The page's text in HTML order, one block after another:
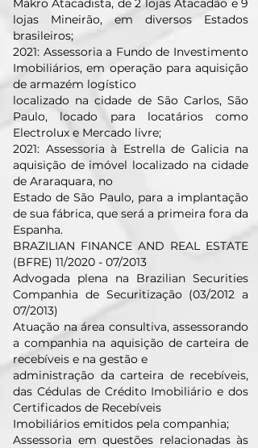
Makro Atacadista, de 2 lojas Atacadão e 9
lojas Mineirão, em diversos Estados
brasileiros;
2021: Assessoria a Fundo de Investimento
Imobiliários, em operação para aquisição
de armazém logístico
localizado na cidade de São Carlos, São
Paulo, locado para locatários como
Electrolux e Mercado livre;
2021: Assessoria à Estrella de Galicia na
aquisição de imóvel localizado na cidade
de Araraquara, no
Estado de São Paulo, para a implantação
de sua fábrica, que será a primeira fora da
Espanha.
BRAZILIAN FINANCE AND REAL ESTATE
(BFRE) 11/2020 - 07/2013
Advogada plena na Brazilian Securities
Companhia de Securitização (03/2012 a
07/2013)
Atuação na área consultiva, assessorando
a companhia na aquisição de carteira de
recebíveis e na gestão e
administração da carteira de recebíveis,
das Cédulas de Crédito Imobiliário e dos
Certificados de Recebíveis
Imobiliários emitidos pela companhia;
Assessoria em questões relacionadas às